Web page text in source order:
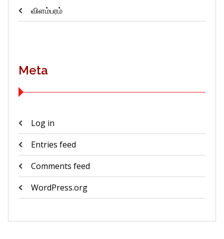
விளம்பரம்
Meta
Log in
Entries feed
Comments feed
WordPress.org